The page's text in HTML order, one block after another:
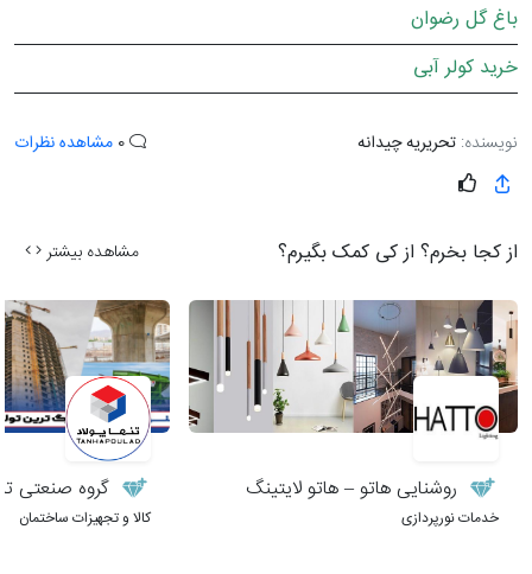
باغ گل رضوان
خرید کولر آبی
نویسنده: تحریریه چیدانه مشاهده نظرات
از کجا بخرم؟ از کی کمک بگیرم؟ مشاهده بیشتر
روشنایی هاتو – هاتو لایتینگ
خدمات نورپردازی
گروه صنعتی
کالا و تجهیزات ساختمان